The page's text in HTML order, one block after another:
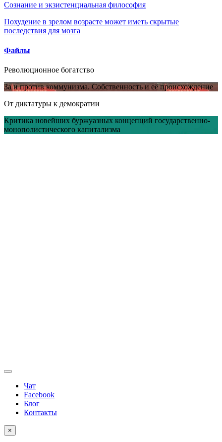
Сознание и экзистенциальная философия
Похудение в зрелом возрасте может иметь скрытые
последствия для мозга
Файлы
Революционное богатство
За и против коммунизма. Собственность и её происхождение
От диктатуры к демократии
Критика новейших буржуазных концепций государственно-
монополистического капитализма
Чат
Facebook
Блог
Контакты
×